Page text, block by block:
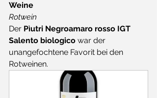
Weine
Rotwein
Der Pìutri Negroamaro rosso IGT
Salento biologico war der
unangefochtene Favorit bei den
Rotweinen.